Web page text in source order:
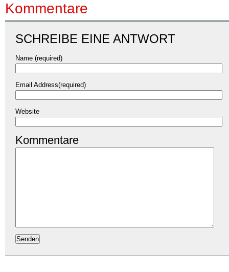
Kommentare
SCHREIBE EINE ANTWORT
Name (required)
Email Address(required)
Website
Kommentare